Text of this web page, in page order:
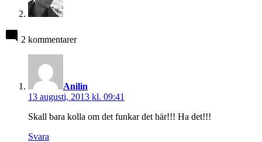
2 kommentarer
Anilin
13 augusti, 2013 kl. 09:41
Skall bara kolla om det funkar det här!!! Ha det!!!
Svara